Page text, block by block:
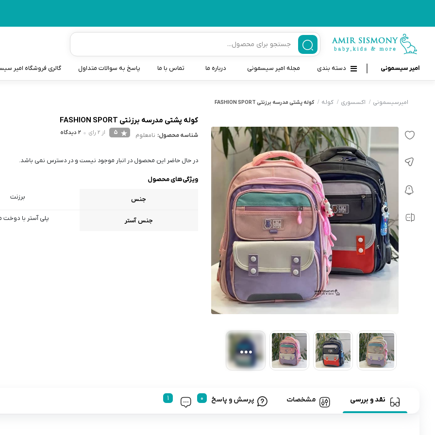
امیر سیسمونی دسته بندی
قاب و بندپستانک
سرنگ داروخوری نوزاد
شانه برس کودک
پواربینی
مسواک و خمیر دندان کودک
تب سنج نوزاد و کودک
رابط و پد سینه
دستگاه بخور سرد کودک
دندانگیر نوزاد
حمل و نقل نوزاد
لوازم حمام نوزاد
لوازم اتاق نوزاد و کودک
اسباب بازی دخترانه و پسرانه
اسباب بازی نوزاد
لباس و اکسسوری
مجله امیر سیسمونی درباره ما تماس با ما پاسخ به سوالات متداول گالری فروشگاه امیر
امیرسیسمونی اکسسوری کوله کوله پشتی مدرسه برزنتی FASHION SPORT
کوله پشتی مدرسه برزنتی FASHION SPORT
شناسه محصول: نامعلوم 5 از 2 رای 2 دیدگاه
در حال حاضر این محصول در انبار موجود نیست و در دسترس نمی باشد.
ویژگی‌های محصول
جنس برزنت
جنس آستر پلی آستر با
نقد و بررسی مشخصات پرسش و پاسخ